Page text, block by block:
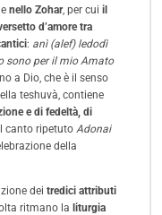
nello Zohar, per cui il
d’amore tra
: anì (alef) ledodì
sono per il mio Amato
a Dio, che è il senso
teshuvà, contiene
e di fedeltà, di
canto ripetuto Adonai
della
dei tredici attributi
ritmano la liturgia